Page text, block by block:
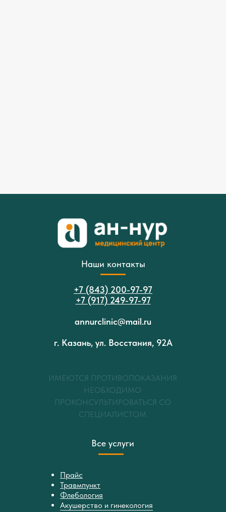
Наши контакты
+7 (843) 200-97-97
+7 (917) 249-97-97
annurclinic@mail.ru
г. Казань, ул. Восстания, 92А
Все услуги
Прайс
Травмпункт
Флебология
Акушерство и гинекология
ИМЕЮТСЯ ПРОТИВОПОКАЗАНИЯ
НЕОБХОДИМО
ПРОКОНСУЛЬТИРОВАТЬСЯ СО
СПЕЦИАЛИСТОМ